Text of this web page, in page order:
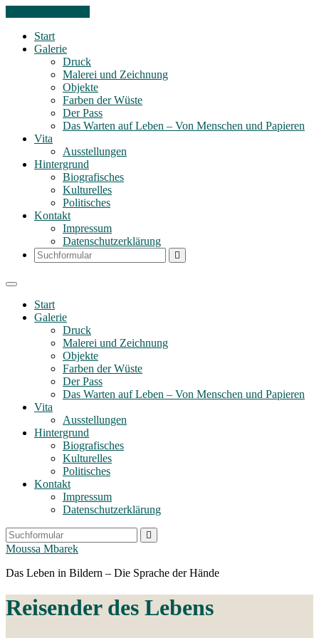
Start
Galerie
Druck
Malerei und Zeichnung
Objekte
Farben der Wüste
Der Pass
Das Warten auf Leben – Von Menschen und Papieren
Vita
Ausstellungen
Hintergrund
Biografisches
Kulturelles
Politisches
Kontakt
Impressum
Datenschutzerklärung
Search
Start
Galerie
Druck
Malerei und Zeichnung
Objekte
Farben der Wüste
Der Pass
Das Warten auf Leben – Von Menschen und Papieren
Vita
Ausstellungen
Hintergrund
Biografisches
Kulturelles
Politisches
Kontakt
Impressum
Datenschutzerklärung
Search
Moussa Mbarek
Das Leben in Bildern – Die Sprache der Hände
Reisender des Lebens